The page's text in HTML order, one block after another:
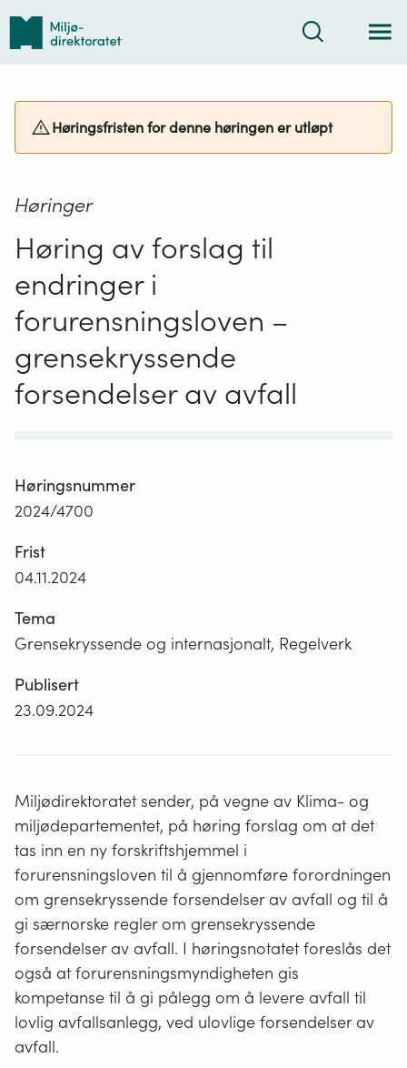
Tilbake
forsiden
Søk
Høringsfristen for denne høringen er utløpt
Høringer
Høring av forslag til
endringer i
forurensningsloven –
grensekryssende
forsendelser av avfall
Høringsnummer
2024/4700
Frist
04.11.2024
Tema
Grensekryssende og internasjonalt, Regelverk
Publisert
23.09.2024
Miljødirektoratet sender, på vegne av Klima- og
miljødepartementet, på høring forslag om at det
tas inn en ny forskriftshjemmel i
forurensningsloven til å gjennomføre forordningen
om grensekryssende forsendelser av avfall og til å
gi særnorske regler om grensekryssende
forsendelser av avfall. I høringsnotatet foreslås det
også at forurensningsmyndigheten gis
kompetanse til å gi pålegg om å levere avfall til
lovlig avfallsanlegg, ved ulovlige forsendelser av
avfall.